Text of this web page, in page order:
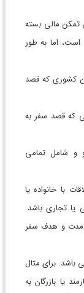
تمکن مالی بسته
اما به طور
کشوری که قصد
که قصد سفر به
حداقل 30 هزار یورو و شامل تمامی
با خانواده یا
یا تجاری باشد.
و مدت و هدف سفر
باشد. برای مثال
یا بازرگان به